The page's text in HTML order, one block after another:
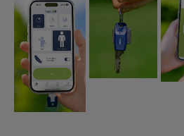
Håvar, mm
Väga och mäta
Verktyg